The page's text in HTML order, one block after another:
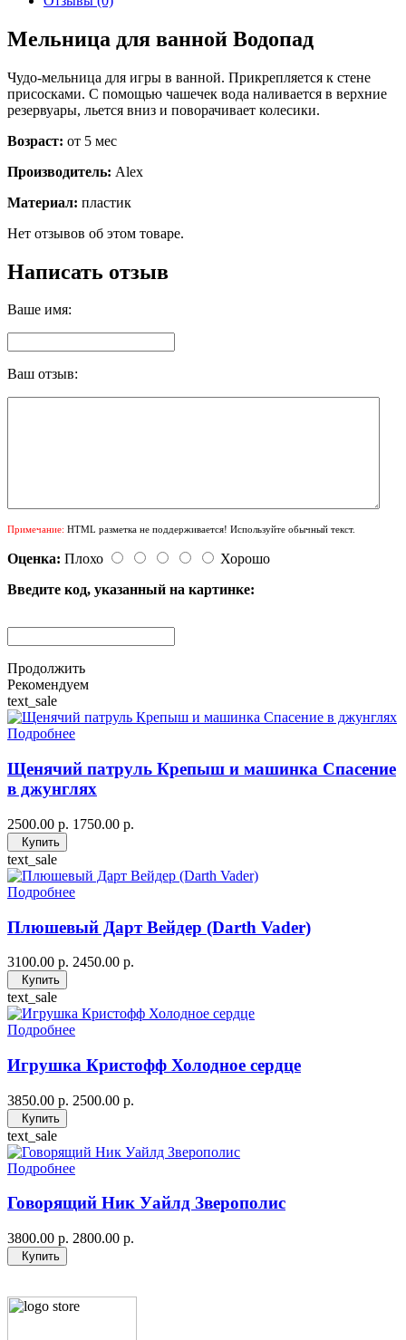
Мельница для ванной Водопад
Чудо-мельница для игры в ванной. Прикрепляется к стене
присосками. С помощью чашечек вода наливается в верхние
резервуары, льется вниз и поворачивает колесики.
Возраст: от 5 мес
Производитель: Alex
Материал: пластик
Нет отзывов об этом товаре.
Написать отзыв
Ваше имя:
Ваш отзыв:
Примечание: HTML разметка не поддерживается! Используйте обычный текст.
Оценка: Плохо
Хорошо
Введите код, указанный на картинке:
Продолжить
Рекомендуем
text_sale
Подробнее
Щенячий патруль Крепыш и машинка Спасение
в джунглях
2500.00 р. 1750.00 р.
Купить
text_sale
Подробнее
Плюшевый Дарт Вейдер (Darth Vader)
3100.00 р. 2450.00 р.
Купить
text_sale
Подробнее
Игрушка Кристофф Холодное сердце
3850.00 р. 2500.00 р.
Купить
text_sale
Подробнее
Говорящий Ник Уайлд Зверополис
3800.00 р. 2800.00 р.
Купить